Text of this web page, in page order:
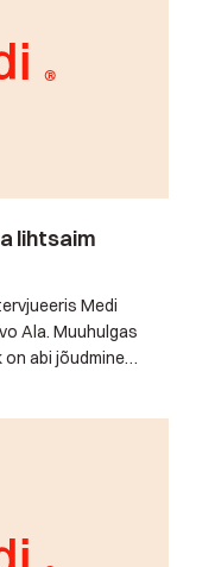
Medi
Ala. Muuhulgas
abi jõudmine
hariva artikli
üha rohkem
hädavajalike